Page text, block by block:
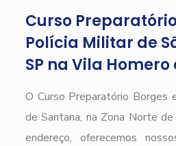
Curso
Polícia Militar de
SP na Vila
O Curso Preparatório Borges
de Santana, na Zona Norte
endereço, oferecemos